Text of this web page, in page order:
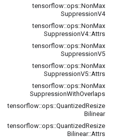
tensorflow::ops::NonMax
SuppressionV4
tensorflow::ops::NonMax
SuppressionV4::Attrs
tensorflow::ops::NonMax
SuppressionV5
tensorflow::ops::NonMax
SuppressionV5::Attrs
tensorflow::ops::NonMax
SuppressionWithOverlaps
tensorflow::ops::QuantizedResize
Bilinear
tensorflow::ops::QuantizedResize
Bilinear::Attrs